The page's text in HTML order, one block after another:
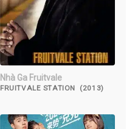
Nhà Ga Fruitvale
FRUITVALE STATION (2013)